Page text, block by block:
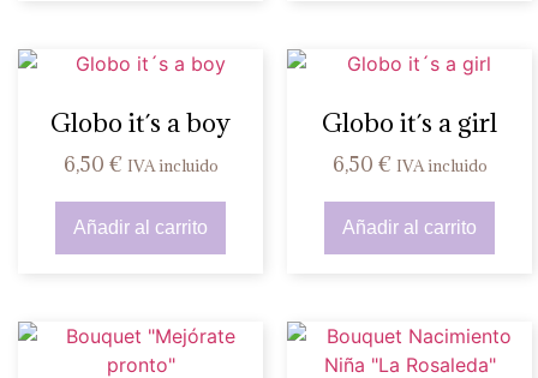
Globo it´s a boy
6,50 € IVA incluido
Añadir al carrito
Globo it´s a girl
6,50 € IVA incluido
Añadir al carrito